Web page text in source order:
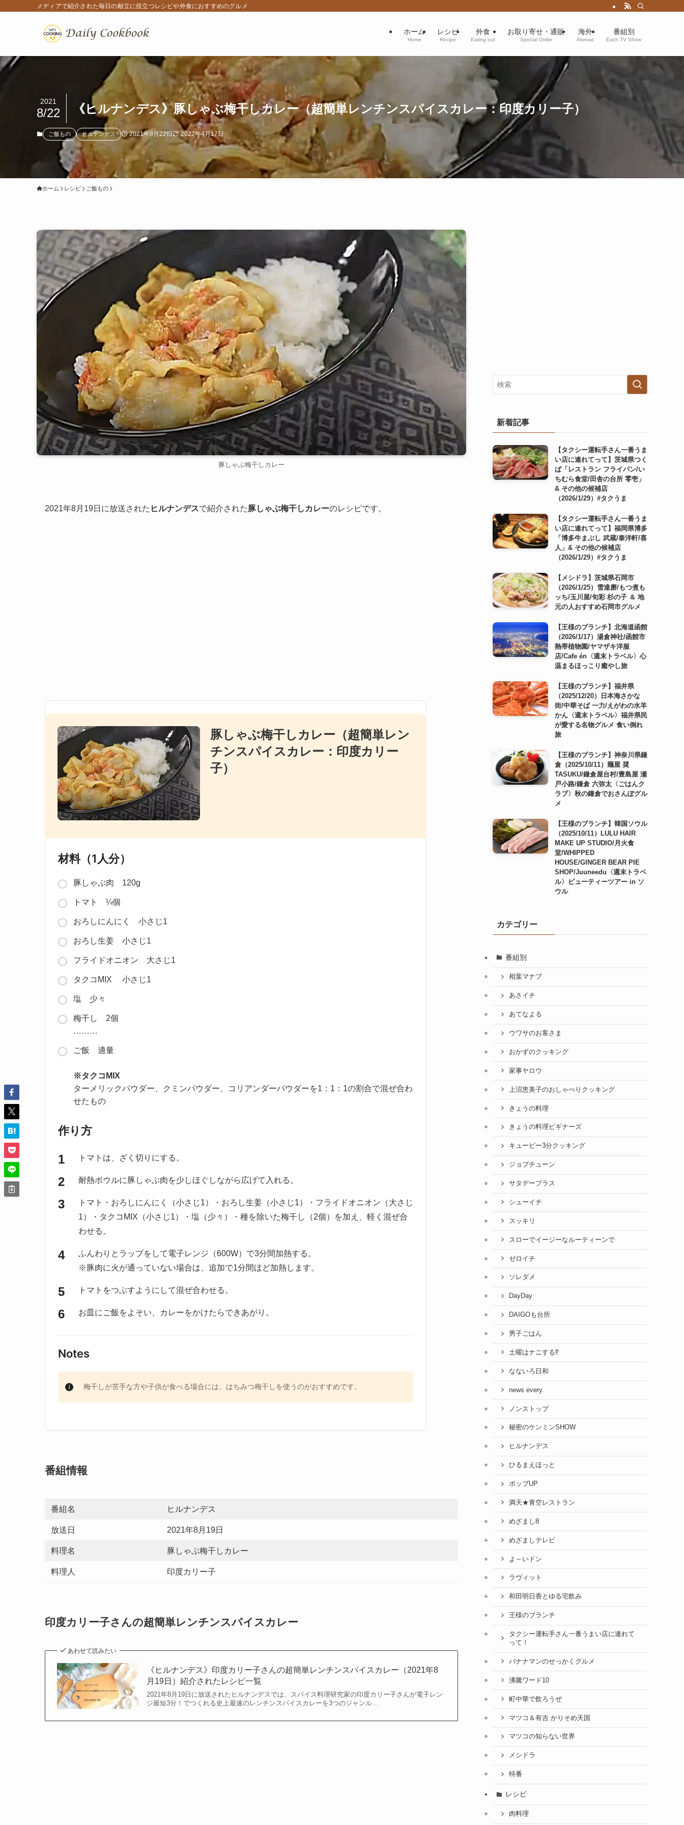
メディアで紹介された毎日の献立に役立つレシピや外食におすすめのグルメ
ホーム
Home
レシピ
Recipe
外食
Eating out
お取り寄せ・通販
Special Order
海外
Abroad
番組別
Each TV Show
《ヒルナンデス》豚しゃぶ梅干しカレー（超簡単レンチンスパイスカレー：印度カリー子）
2021
8/22
ご飯もの ヒルナンデス 2021年8月22日 2022年4月17日
ホーム レシピ ご飯もの
豚しゃぶ梅干しカレー
2021年8月19日に放送された ヒルナンデスで紹介された豚しゃぶ梅干しカレーのレシピです。
豚しゃぶ梅干しカレー（超簡単レン
チンスパイスカレー：印度カリー
子）
材料（1人分）
豚しゃぶ肉 120g
トマト ¼個
おろしにんにく 小さじ1
おろし生姜 小さじ1
フライドオニオン 大さじ1
タクコMIX 小さじ1
塩 少々
梅干し 2個
………
ご飯 適量
※タクコMIX
ターメリックパウダー、クミンパウダー、コリアンダーパウダーを1：1：1の割合で混ぜ合わ
せたもの
作り方
トマトは、ざく切りにする。
耐熱ボウルに豚しゃぶ肉を少しほぐしながら広げて入れる。
トマト・おろしにんにく（小さじ1）・おろし生姜（小さじ1）・フライドオニオン（大さじ
1）・タクコMIX（小さじ1）・塩（少々）・種を除いた梅干し（2個）を加え、軽く混ぜ合
わせる。
ふんわりとラップをして電子レンジ（600W）で3分間加熱する。
※豚肉に火が通っていない場合は、追加で1分間ほど加熱します。
トマトをつぶすようにして混ぜ合わせる。
お皿にご飯をよそい、カレーをかけたらできあがり。
Notes
梅干しが苦手な方や子供が食べる場合には、はちみつ梅干しを使うのがおすすめです。
番組情報
番組名 ヒルナンデス
放送日 2021年8月19日
料理名 豚しゃぶ梅干しカレー
料理人 印度カリー子
印度カリー子さんの超簡単レンチンスパイスカレー
あわせて読みたい
《ヒルナンデス》印度カリー子さんの超簡単レンチンスパイスカレー（2021年8
月19日）紹介されたレシピ一覧
2021年8月19日に放送されたヒルナンデスでは、スパイス料理研究家の印度カリー子さんが電子レン
ジ最短3分！でつくれる史上最速のレンチンスパイスカレーを3つのジャンル…
新着記事
【タクシー運転手さん一番うま
い店に連れてって】茨城県つく
ば「レストラン フライパン/い
ちむら食堂/田舎の台所 零壱」
& その他の候補店
（2026/1/29）#タクうま
【タクシー運転手さん一番うま
い店に連れてって】福岡県博多
「博多牛まぶし 武蔵/泰洋軒/喜
人」& その他の候補店
（2026/1/29）#タクうま
【メシドラ】茨城県石岡市
（2026/1/25）雪達磨/もつ煮も
ッち/玉川屋/旬彩 杉の子 ＆ 地
元の人おすすめ石岡市グルメ
【王様のブランチ】北海道函館
（2026/1/17）湯倉神社/函館市
熱帯植物園/ヤマザキ洋服
店/Cafe én〈週末トラベル〉心
温まるほっこり癒やし旅
【王様のブランチ】福井県
（2025/12/20）日本海さかな
街/中華そば 一力/えがわの水羊
かん〈週末トラベル〉福井県民
が愛する名物グルメ 食い倒れ
旅
【王様のブランチ】神奈川県鎌
倉（2025/10/11）麺屋 奨
TASUKU/鎌倉屋台村/豊島屋 瀬
戸小路/鎌倉 六弥太〈ごはんク
ラブ〉秋の鎌倉でおさんぽグル
メ
【王様のブランチ】韓国ソウル
（2025/10/11）LULU HAIR
MAKE UP STUDIO/月火食
堂/WHIPPED
HOUSE/GINGER BEAR PIE
SHOP/Juuneedu〈週末トラベ
ル〉ビューティーツアー in ソ
ウル
カテゴリー
番組別
相葉マナブ
あさイチ
あてなよる
ウワサのお客さま
おかずのクッキング
家事ヤロウ
上沼恵美子のおしゃべりクッキング
きょうの料理
きょうの料理ビギナーズ
キューピー3分クッキング
ジョブチューン
サタデープラス
シューイチ
スッキリ
スローでイージーなルーティーンで
ゼロイチ
ソレダメ
DayDay
DAIGOも台所
男子ごはん
土曜はナニする⁉
なないろ日和
news every.
ノンストップ
秘密のケンミンSHOW
ヒルナンデス
ひるまえほっと
ポップUP
満天★青空レストラン
めざまし8
めざましテレビ
よ～いドン
ラヴィット
和田明日香とゆる宅飲み
王様のブランチ
タクシー運転手さん一番うまい店に連れて
って！
バナナマンのせっかくグルメ
沸騰ワード10
町中華で飲ろうぜ
マツコ＆有吉 かりそめ天国
マツコの知らない世界
メシドラ
特番
レシピ
肉料理